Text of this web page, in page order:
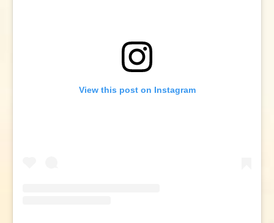
View this post on Instagram